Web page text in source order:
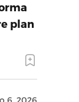
plan
6, 2026